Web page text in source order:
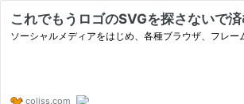
これでもうロゴのSVGを探さないで
ソーシャルメディアをはじめ、各種ブラウザ、フレ
coliss.com